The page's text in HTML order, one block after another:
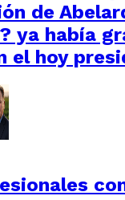
de
ya había
el hoy